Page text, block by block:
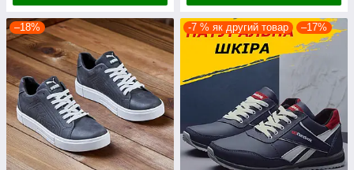
–18% -7 % як другий товар –17%